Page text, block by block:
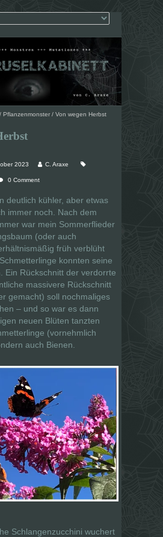
/ Pflanzenmonster / Von wegen Herbst
2023 C. Araxe
0 Comment
deutlich kühler, aber etwas
immer noch. Nach dem
war mein Sommerflieder
(oder auch
früh verblüht
konnten seine
Ein Rückschnitt der verdorrte
massivere Rückschnitt
gemacht) soll nochmaliges
– und so war es dann
neuen Blüten tanzten
(vornehmlich
auch Bienen.
Schlangenzucchini wuchert